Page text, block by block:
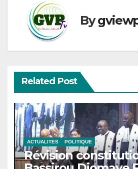
By
Related Post
ACTUALITES POLITIQUE
Révision